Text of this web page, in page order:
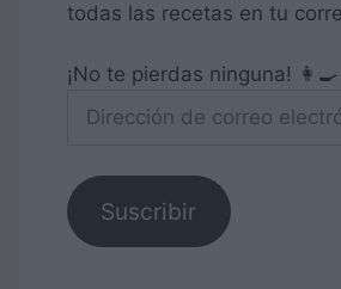
todas las recetas en tu
¡No te pierdas ninguna!
de
electrónico
Suscribir